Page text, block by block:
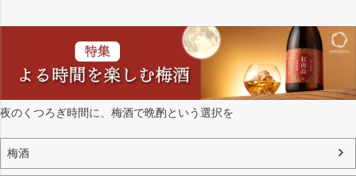
夜のくつろぎ時間に、梅酒で晩酌という選択を
梅酒